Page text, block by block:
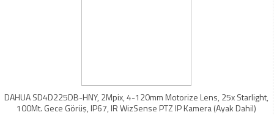
DAHUA SD4D225DB-HNY, 2Mpix, 4-120mm Motorize Lens, 25x Starlight,
100Mt. Gece Görüş, IP67, IR WizSense PTZ IP Kamera (Ayak Dahil)